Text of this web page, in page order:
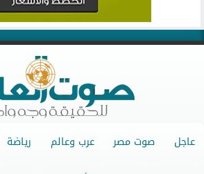
عاجل صوت مصر عرب وعالم رياضة